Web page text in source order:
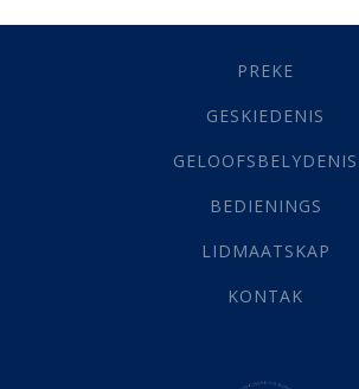
Geestelike Groei(10)
(21)
Grys Areas(4)
Lewensdoel(3)
Selfondersoek(1)
Werk(22)
(142)
PREKE
GESKIEDENIS
GELOOFSBELYDENIS
BEDIENINGS
LIDMAATSKAP
KONTAK